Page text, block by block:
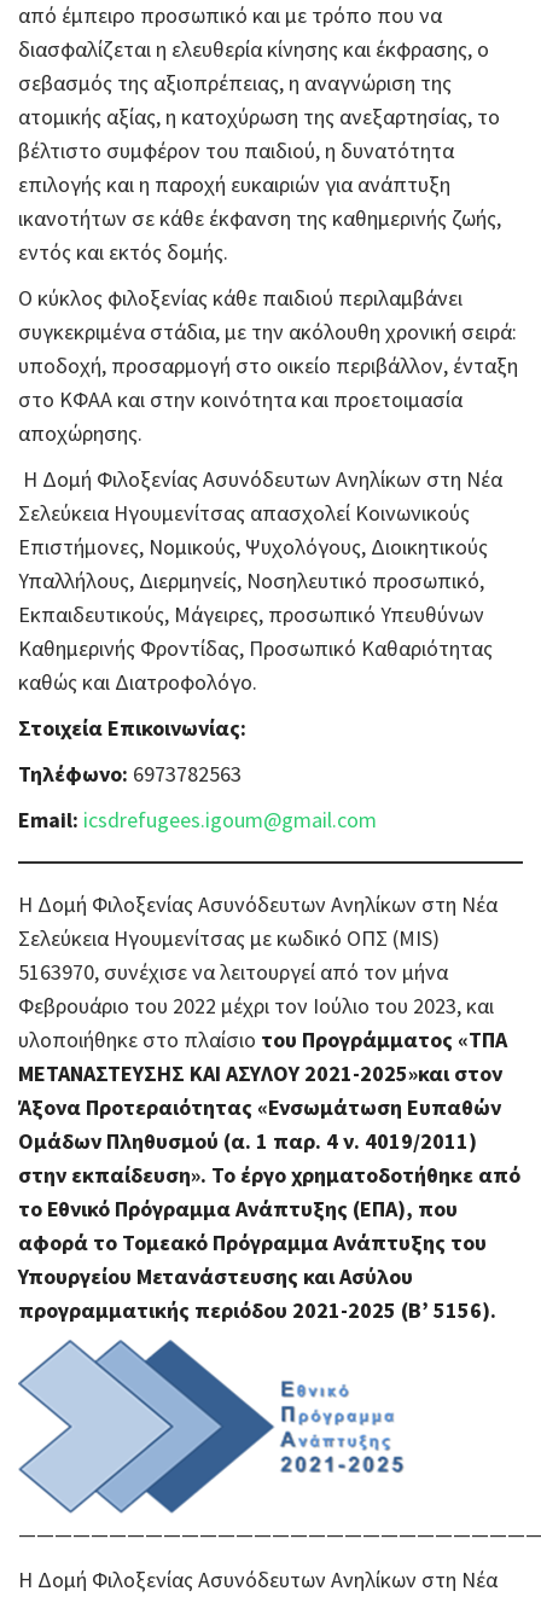
από έμπειρο προσωπικό και με τρόπο που να
διασφαλίζεται η ελευθερία κίνησης και έκφρασης, ο
σεβασμός της αξιοπρέπειας, η αναγνώριση της
ατομικής αξίας, η κατοχύρωση της ανεξαρτησίας, το
βέλτιστο συμφέρον του παιδιού, η δυνατότητα
επιλογής και η παροχή ευκαιριών για ανάπτυξη
ικανοτήτων σε κάθε έκφανση της καθημερινής ζωής,
εντός και εκτός δομής.
Ο κύκλος φιλοξενίας κάθε παιδιού περιλαμβάνει
συγκεκριμένα στάδια, με την ακόλουθη χρονική σειρά:
υποδοχή, προσαρμογή στο οικείο περιβάλλον, ένταξη
στο ΚΦΑΑ και στην κοινότητα και προετοιμασία
αποχώρησης.
Η Δομή Φιλοξενίας Ασυνόδευτων Ανηλίκων στη Νέα
Σελεύκεια Ηγουμενίτσας απασχολεί Κοινωνικούς
Επιστήμονες, Νομικούς, Ψυχολόγους, Διοικητικούς
Υπαλλήλους, Διερμηνείς, Νοσηλευτικό προσωπικό,
Εκπαιδευτικούς, Μάγειρες, προσωπικό Υπευθύνων
Καθημερινής Φροντίδας, Προσωπικό Καθαριότητας
καθώς και Διατροφολόγο.
Στοιχεία Επικοινωνίας:
Τηλέφωνο: 6973782563
Email: icsdrefugees.igoum@gmail.com
Η Δομή Φιλοξενίας Ασυνόδευτων Aνηλίκων στη Νέα
Σελεύκεια Ηγουμενίτσας με κωδικό ΟΠΣ (MIS)
5163970, συνέχισε να λειτουργεί από τον μήνα
Φεβρουάριο του 2022 μέχρι τον Ιούλιο του 2023, και
υλοποιήθηκε στο πλαίσιο του Προγράμματος «ΤΠΑ
ΜΕΤΑΝΑΣΤΕΥΣΗΣ ΚΑΙ ΑΣΥΛΟΥ 2021-2025»και στον
Άξονα Προτεραιότητας «Ενσωμάτωση Ευπαθών
Ομάδων Πληθυσμού (α. 1 παρ. 4 ν. 4019/2011)
στην εκπαίδευση». Το έργο χρηματοδοτήθηκε από
το Εθνικό Πρόγραμμα Ανάπτυξης (ΕΠΑ), που
αφορά το Τομεακό Πρόγραμμα Ανάπτυξης του
Υπουργείου Μετανάστευσης και Ασύλου
προγραμματικής περιόδου 2021-2025 (Β’ 5156).
Η Δομή Φιλοξενίας Ασυνόδευτων Aνηλίκων στη Νέα